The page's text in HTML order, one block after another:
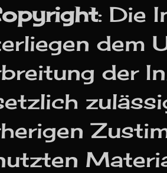
: Die
dem
der